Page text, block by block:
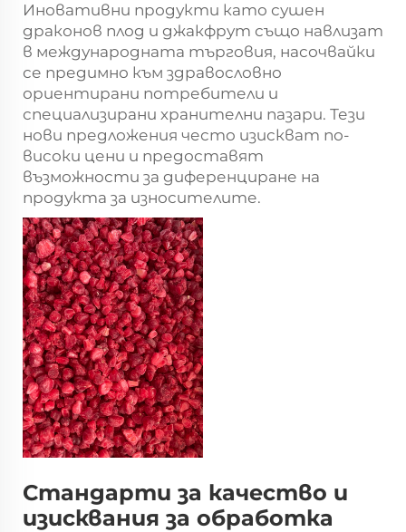
Иновативни продукти като сушен
драконов плод и джакфрут също навлизат
в международната търговия, насочвайки
се предимно към здравословно
ориентирани потребители и
специализирани хранителни пазари. Тези
нови предложения често изискват по-
високи цени и предоставят
възможности за диференциране на
продукта за износителите.
Стандарти за качество и
изисквания за обработка